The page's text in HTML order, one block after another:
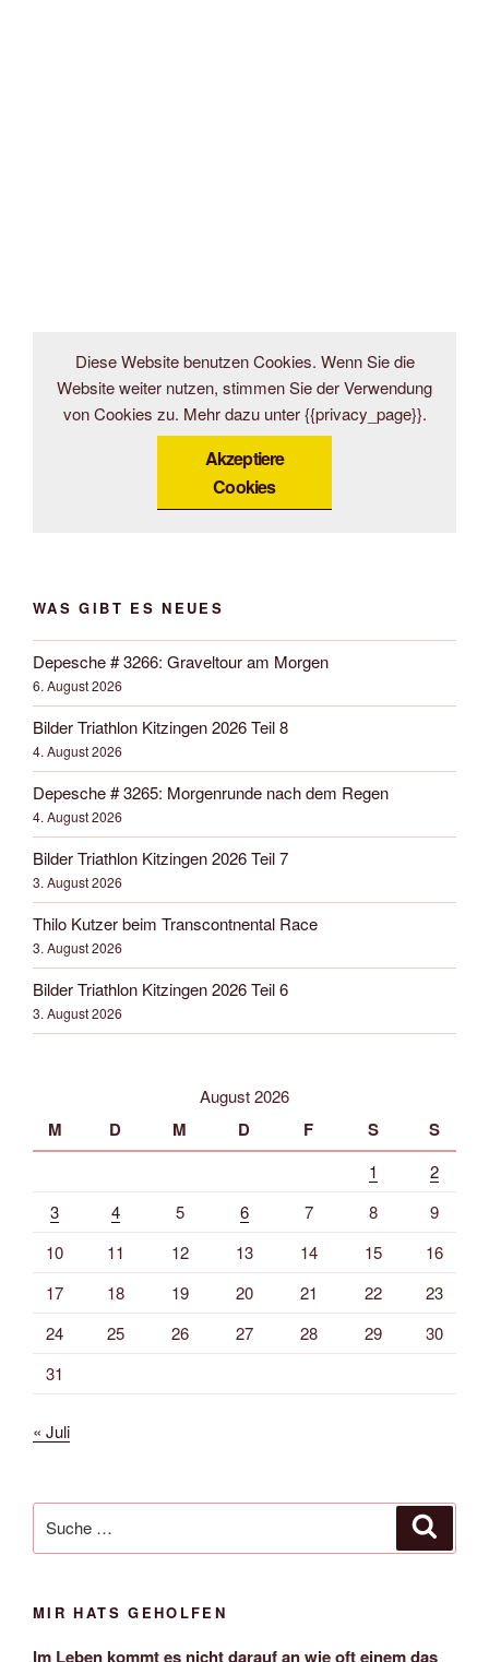
Diese Website benutzen Cookies. Wenn Sie die
Website weiter nutzen, stimmen Sie der Verwendung
von Cookies zu. Mehr dazu unter {{privacy_page}}.
Akzeptiere
Cookies
WAS GIBT ES NEUES
Depesche # 3266: Graveltour am Morgen
6. August 2026
Bilder Triathlon Kitzingen 2026 Teil 8
4. August 2026
Depesche # 3265: Morgenrunde nach dem Regen
4. August 2026
Bilder Triathlon Kitzingen 2026 Teil 7
3. August 2026
Thilo Kutzer beim Transcontnental Race
3. August 2026
Bilder Triathlon Kitzingen 2026 Teil 6
3. August 2026
August 2026
M D M D F S S
1
2
3
4 5 6 7 8
9
10
11 12 13 14 15
16
17
18 19 20 21 22
23
24
25 26 27 28 29
30
31
« Juli
nach:
MIR HATS GEHOLFEN
Im Leben kommt es nicht darauf an wie oft einem das